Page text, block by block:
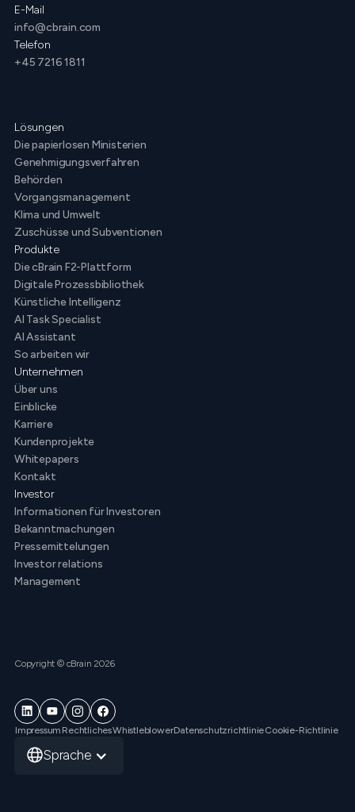
E-Mail
info@cbrain.com
Telefon
+45 7216 1811
Lösungen
Die papierlosen Ministerien
Genehmigungsverfahren
Behörden
Vorgangsmanagement
Klima und Umwelt
Zuschüsse und Subventionen
Produkte
Die cBrain F2-Plattform
Digitale Prozessbibliothek
Künstliche Intelligenz
AI Task Specialist
AI Assistant
So arbeiten wir
Unternehmen
Über uns
Einblicke
Karriere
Kundenprojekte
Whitepapers
Kontakt
Investor
Informationen für Investoren
Bekanntmachungen
Pressemittelungen
Investor relations
Management
Copyright © cBrain 2026
Impressum RechtlichesWhistleblowerDatenschutzrichtlinieCookie-Richtlinie
Sprache